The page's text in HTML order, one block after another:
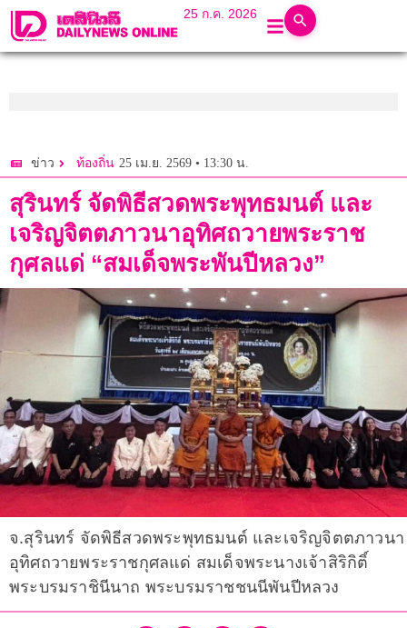
25 ก.ค. 2026
ข่าว ท้องถิ่น 25 เม.ย. 2569 • 13:30 น.
สุรินทร์ จัดพิธีสวดพระพุทธมนต์ และ
เจริญจิตตภาวนาอุทิศถวายพระราช
กุศลแด่ “สมเด็จพระพันปีหลวง”
จ.สุรินทร์ จัดพิธีสวดพระพุทธมนต์ และเจริญจิตตภาวนา
อุทิศถวายพระราชกุศลแด่ สมเด็จพระนางเจ้าสิริกิติ์
พระบรมราชินีนาถ พระบรมราชชนนีพันปีหลวง